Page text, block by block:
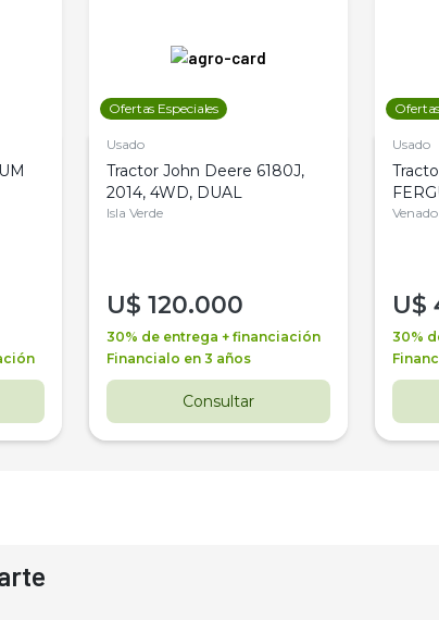
Ofertas Especiales
Usado
Tractor John Deere 6180J,
2014, 4WD, DUAL
Isla Verde
U$ 120.000
30% de entrega + financiación
Financialo en 3 años
Consultar
Usado
4WD,
U$
30%